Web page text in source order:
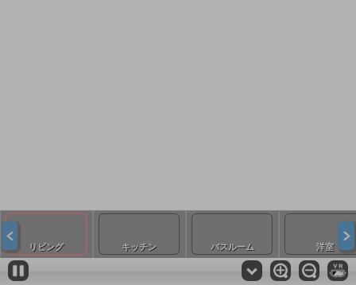
リビング キッチン バスルーム 洋室